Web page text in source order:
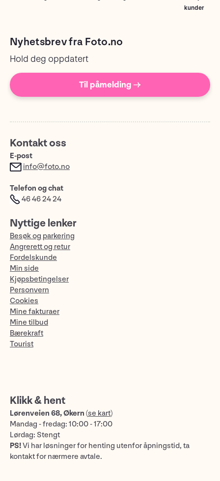
kunder
Nyhetsbrev fra Foto.no
Hold deg oppdatert
Til påmelding →
Kontakt oss
E-post
info@foto.no
Telefon og chat
46 46 24 24
Nyttige lenker
Besøk og parkering
Angrerett og retur
Fordelskunde
Min side
Kjøpsbetingelser
Personvern
Cookies
Mine fakturaer
Mine tilbud
Bærekraft
Tourist
Klikk & hent
Lørenveien 68, Økern (se kart)
Mandag - fredag: 10:00 - 17:00
Lørdag: Stengt
PS!Vi har løsninger for henting utenfor åpningstid, ta
kontakt for nærmere avtale.